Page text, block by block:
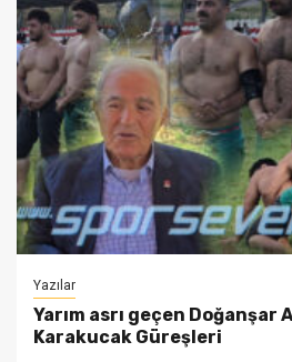
Yazılar
Yarım asrı geçen Doğanşar
Karakucak Güreşleri